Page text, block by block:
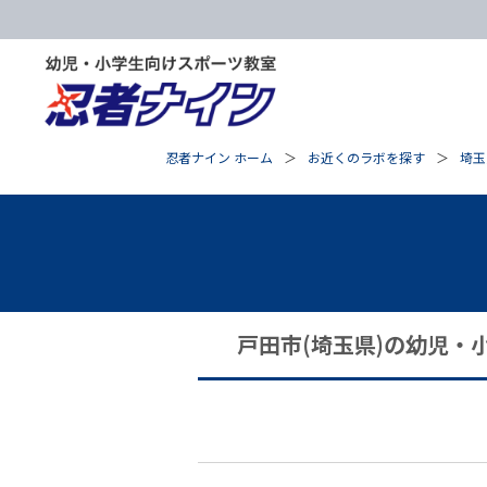
忍者ナイン ホーム お近くのラボを探す 埼
戸田市(埼玉県)の幼児・